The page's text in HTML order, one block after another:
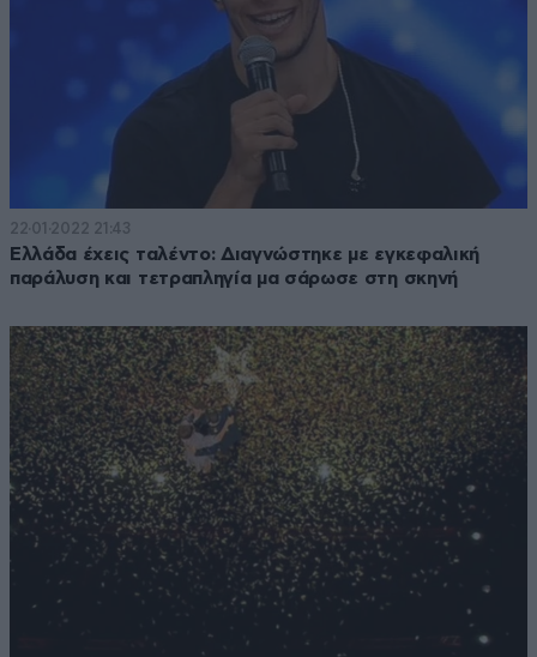
22·01·2022 21:43
Ελλάδα έχεις ταλέντο: Διαγνώστηκε με εγκεφαλική
παράλυση και τετραπληγία μα σάρωσε στη σκηνή